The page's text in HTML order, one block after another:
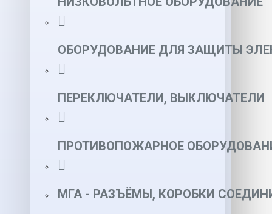
ОБОРУДОВАНИЕ ДЛЯ ЗАЩИТЫ
ПЕРЕКЛЮЧАТЕЛИ, ВЫКЛЮЧАТЕЛИ
ПРОТИВОПОЖАРНОЕ
МГА - РАЗЪЁМЫ, КОРОБКИ